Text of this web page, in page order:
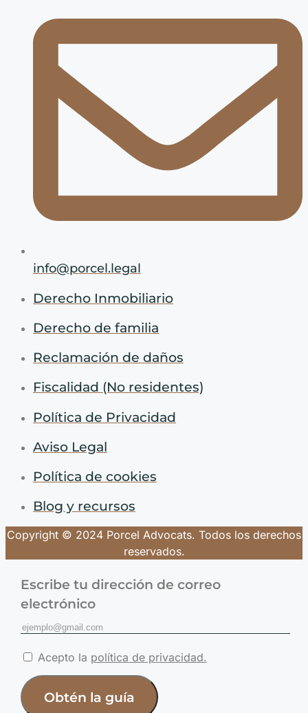
info@porcel.legal
Derecho Inmobiliario
Derecho de familia
Reclamación de daños
Fiscalidad (No residentes)
Política de Privacidad
Aviso Legal
Política de cookies
Blog y recursos
Copyright © 2024 Porcel Advocats. Todos los derechos
reservados.
Escribe tu dirección de correo
electrónico
Acepto la política de privacidad.
Obtén la guía